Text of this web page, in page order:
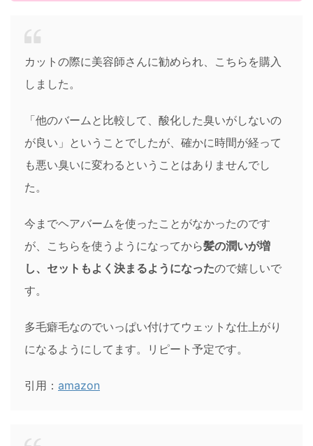
カットの際に美容師さんに勧められ、こちらを購入
しました。
「他のバームと比較して、酸化した臭いがしないの
が良い」ということでしたが、確かに時間が経って
も悪い臭いに変わるということはありませんでし
た。
今までヘアバームを使ったことがなかったのです
が、こちらを使うようになってから髪の潤いが増
し、セットもよく決まるようになったので嬉しいで
す。
多毛癖毛なのでいっぱい付けてウェットな仕上がり
になるようにしてます。
リピート予定です。
引用： amazon